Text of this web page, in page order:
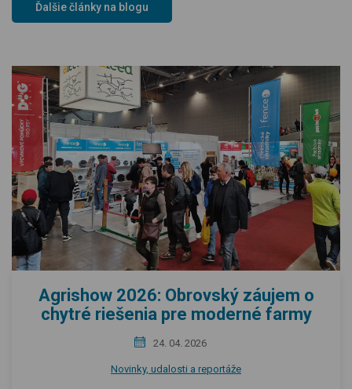
Ďalšie články na blogu
Agrishow 2026: Obrovský záujem o
chytré riešenia pre moderné farmy
24. 04. 2026
Novinky, udalosti a reportáže